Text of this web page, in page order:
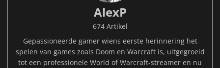
AlexP
674 Artikel
Gepassioneerde gamer wiens eerste herinnering het
spelen van games zoals Doom en Warcraft is, uitgegroeid
tot een professionele World of Warcraft-streamer en nu